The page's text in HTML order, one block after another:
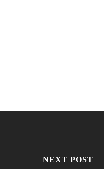
NEXT POST